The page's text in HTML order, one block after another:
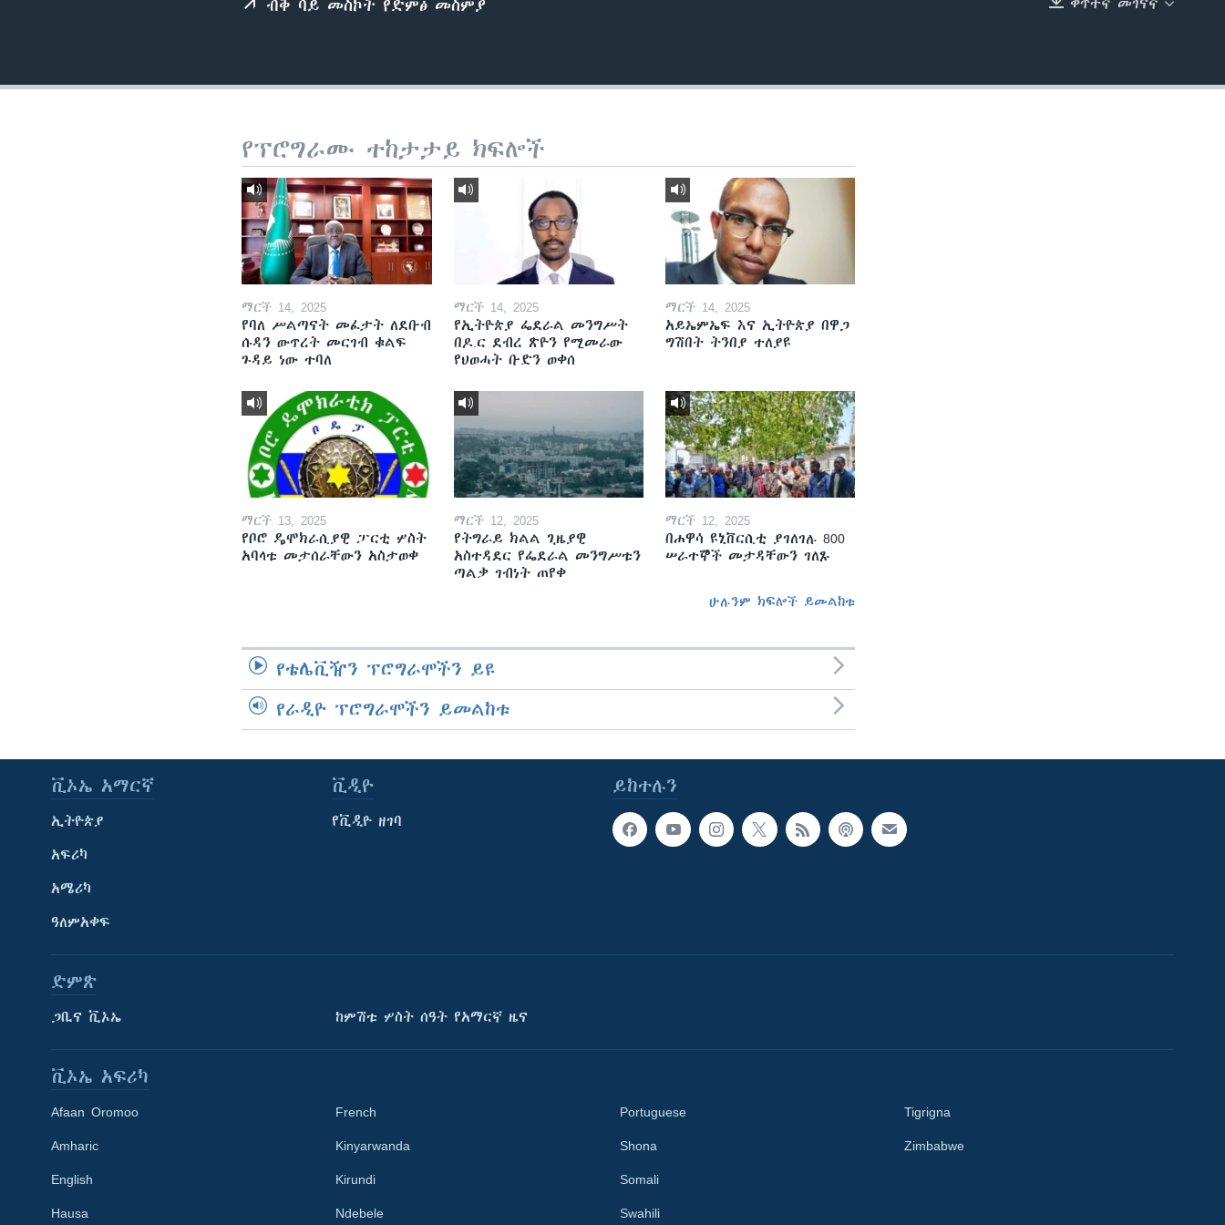
Learning English
EMBED
ብቅ ባይ መስኮት የድምፅ መስምያ
የፕሮግራሙ ተከታታይ ክፍሎች
ማርች 14, 2025
የባለ ሥልጣናት መፈታት ለደቡብ
ሱዳን ውጥረት መርገብ ቁልፍ
ጉዳይ ነው ተባለ
ማርች 14, 2025
የኢትዮጵያ ፌደራል መንግሥት
በዶ.ር ደብረ ጽዮን የሚመራው
የህወሓት ቡድን ወቀሰ
ማርች 14, 2025
አይኤምኤፍ እና ኢትዮጵያ በዋጋ
ግሽበት ትንበያ ተለያዩ
ማርች 13, 2025
የቦሮ ዴሞክራሲያዊ ፓርቲ ሦስት
አባላቱ መታሰራቸውን አስታወቀ
ማርች 12, 2025
የትግራይ ክልል ጊዜያዊ
አስተዳደር የፌደራል መንግሥቱን
ጣልቃ ገብነት ጠየቀ
ማርች 12, 2025
በሐዋሳ ዩኒቨርሲቲ ያገለገሉ 800
ሠራተኞች መታዳቸውን ገለጹ
ሁሉንም ክፍሎች ይመልከቱ
የቴሌቪዥን ፕሮግራሞችን ይዩ
የራዲዮ ፕሮግራሞችን ይመልከቱ
ይከተሉን
ቪኦኤ አማርኛ
ኢትዮጵያ
አፍሪካ
አሜሪካ
ዓለምአቀፍ
ቪዲዮ
የቪዲዮ ዘገባ
ድምጽ
ጋቢና ቪኦኤ ከምሽቱ ሦስት ሰዓት የአማርኛ ዜና
ቪኦኤ አፍሪካ
Afaan Oromoo
Amharic
English
Hausa
French
Kinyarwanda
Kirundi
Ndebele
Portuguese
Shona
Somali
Swahili
Tigrigna
Zimbabwe